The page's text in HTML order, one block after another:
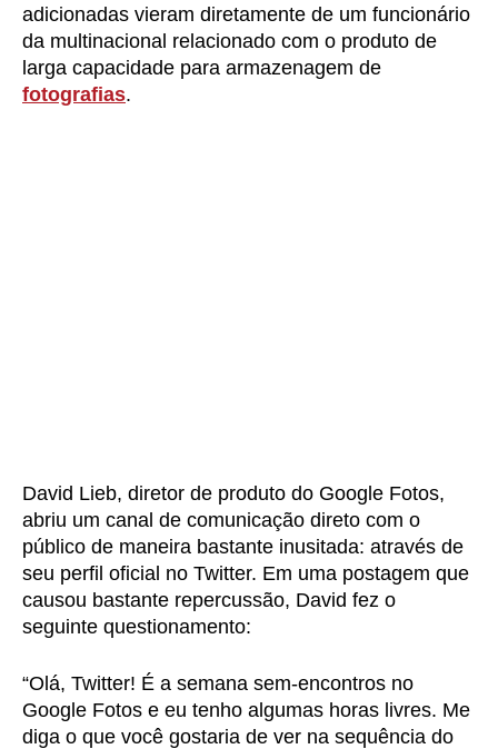
adicionadas vieram diretamente de um funcionário
da multinacional relacionado com o produto de
larga capacidade para armazenagem de
fotografias.
David Lieb, diretor de produto do Google Fotos,
abriu um canal de comunicação direto com o
público de maneira bastante inusitada: através de
seu perfil oficial no Twitter. Em uma postagem que
causou bastante repercussão, David fez o
seguinte questionamento:
“Olá, Twitter! É a semana sem-encontros no
Google Fotos e eu tenho algumas horas livres. Me
diga o que você gostaria de ver na sequência do